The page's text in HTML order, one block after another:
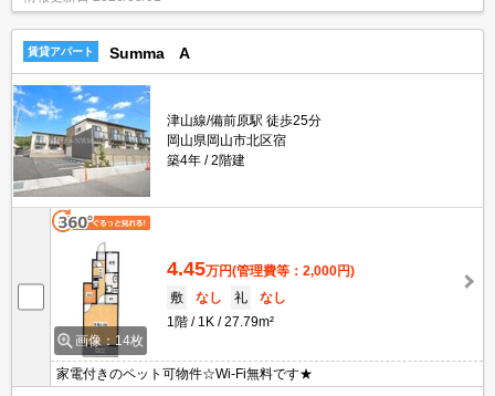
賃貸アパート Summa A
津山線/備前原駅 徒歩25分
岡山県岡山市北区宿
築4年
2階建
画像：14枚
4.45万円(管理費等：2,000円)
敷
なし 礼
なし
1階
1K 27.79m²
家電付きのペット可物件☆Wi-Fi無料です★